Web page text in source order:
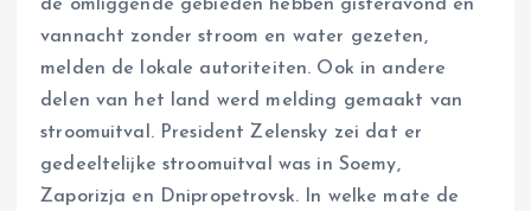
de omliggende gebieden hebben gisteravond en
vannacht zonder stroom en water gezeten,
melden de lokale autoriteiten. Ook in andere
delen van het land werd melding gemaakt van
stroomuitval. President Zelensky zei dat er
gedeeltelijke stroomuitval was in Soemy,
Zaporizja en Dnipropetrovsk. In welke mate de